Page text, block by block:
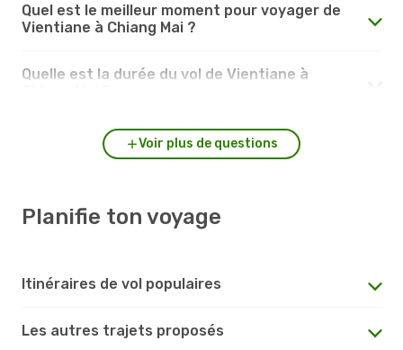
Quel est le meilleur moment pour voyager de
Vientiane à Chiang Mai ?
Quelle est la durée du vol de Vientiane à
Voir plus de questions
Planifie ton voyage
Itinéraires de vol populaires
Les autres trajets proposés